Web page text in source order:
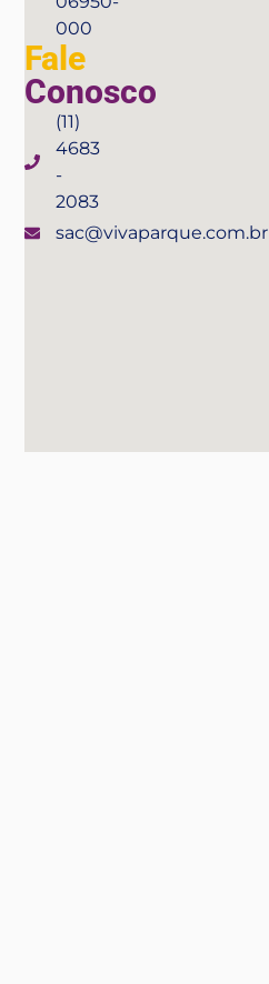
000
Fale
Conosco
(11)
4683
-
2083
sac@vivaparque.com.br